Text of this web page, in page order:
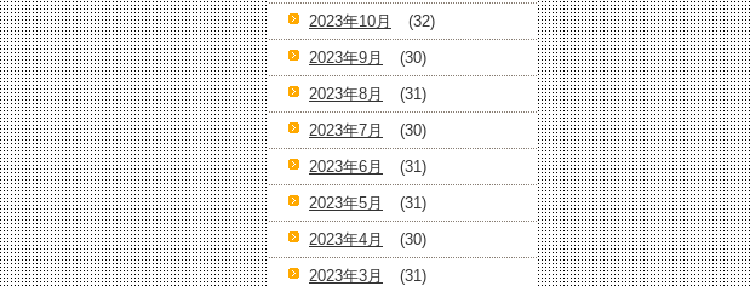
2023年10月
(32)
2023年9月
(30)
2023年8月
(31)
2023年7月
(30)
2023年6月
(31)
2023年5月
(31)
2023年4月
(30)
2023年3月
(31)